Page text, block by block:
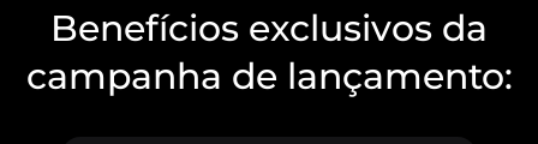
Benefícios exclusivos da
campanha de lançamento: